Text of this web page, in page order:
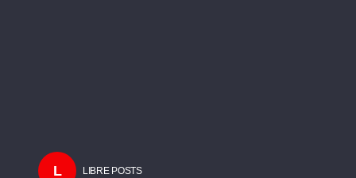
L LIBRE POSTS